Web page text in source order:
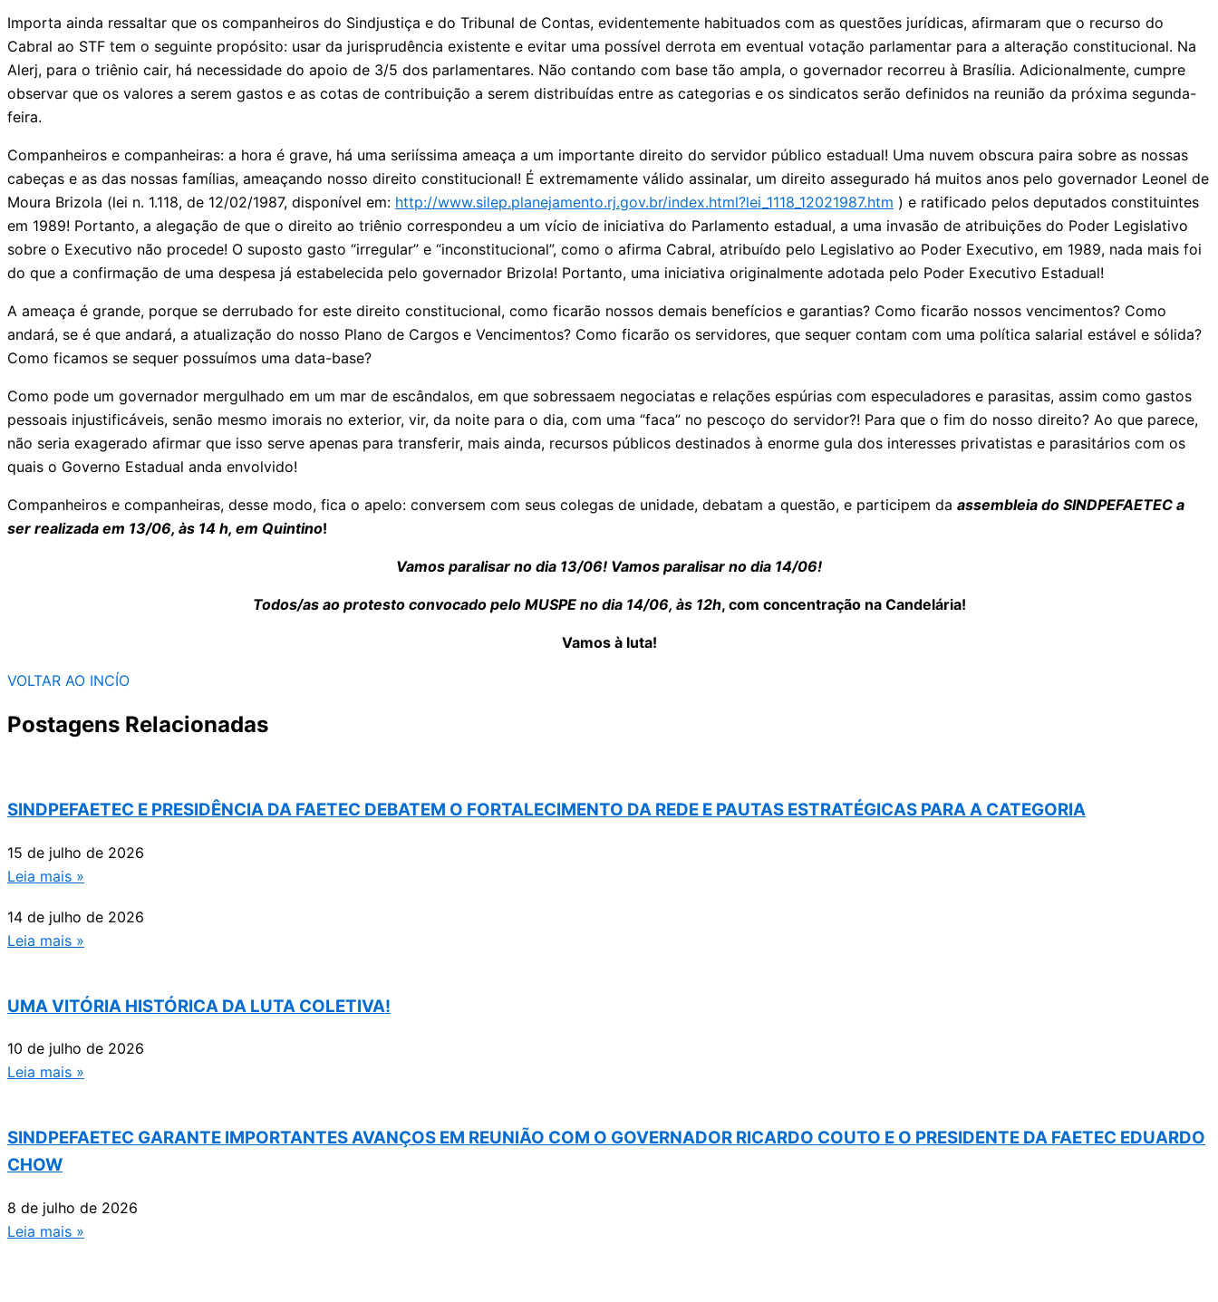
Importa ainda ressaltar que os companheiros do Sindjustiça e do Tribunal de Contas, evidentemente habituados com as questões jurídicas, afirmaram que o recurso do
Cabral ao STF tem o seguinte propósito: usar da jurisprudência existente e evitar uma possível derrota em eventual votação parlamentar para a alteração constitucional. Na
Alerj, para o triênio cair, há necessidade do apoio de 3/5 dos parlamentares. Não contando com base tão ampla, o governador recorreu à Brasília. Adicionalmente, cumpre
observar que os valores a serem gastos e as cotas de contribuição a serem distribuídas entre as categorias e os sindicatos serão definidos na reunião da próxima segunda-
feira.
Companheiros e companheiras: a hora é grave, há uma seriíssima ameaça a um importante direito do servidor público estadual! Uma nuvem obscura paira sobre as nossas
cabeças e as das nossas famílias, ameaçando nosso direito constitucional! É extremamente válido assinalar, um direito assegurado há muitos anos pelo governador Leonel de
Moura Brizola (lei n. 1.118, de 12/02/1987, disponível em: http://www.silep.planejamento.rj.gov.br/index.html?lei_1118_12021987.htm ) e ratificado pelos deputados constituintes
em 1989! Portanto, a alegação de que o direito ao triênio correspondeu a um vício de iniciativa do Parlamento estadual, a uma invasão de atribuições do Poder Legislativo
sobre o Executivo não procede! O suposto gasto “irregular” e “inconstitucional”, como o afirma Cabral, atribuído pelo Legislativo ao Poder Executivo, em 1989, nada mais foi
do que a confirmação de uma despesa já estabelecida pelo governador Brizola! Portanto, uma iniciativa originalmente adotada pelo Poder Executivo Estadual!
A ameaça é grande, porque se derrubado for este direito constitucional, como ficarão nossos demais benefícios e garantias? Como ficarão nossos vencimentos? Como
andará, se é que andará, a atualização do nosso Plano de Cargos e Vencimentos? Como ficarão os servidores, que sequer contam com uma política salarial estável e sólida?
Como ficamos se sequer possuímos uma data-base?
Como pode um governador mergulhado em um mar de escândalos, em que sobressaem negociatas e relações espúrias com especuladores e parasitas, assim como gastos
pessoais injustificáveis, senão mesmo imorais no exterior, vir, da noite para o dia, com uma “faca” no pescoço do servidor?! Para que o fim do nosso direito? Ao que parece,
não seria exagerado afirmar que isso serve apenas para transferir, mais ainda, recursos públicos destinados à enorme gula dos interesses privatistas e parasitários com os
quais o Governo Estadual anda envolvido!
Companheiros e companheiras, desse modo, fica o apelo: conversem com seus colegas de unidade, debatam a questão, e participem da assembleia do SINDPEFAETEC a
ser realizada em 13/06, às 14 h, em Quintino!
Vamos paralisar no dia 13/06! Vamos paralisar no dia 14/06!
Todos/as ao protesto convocado pelo MUSPE no dia 14/06, às 12h, com concentração na Candelária!
Vamos à luta!
VOLTAR AO INCÍO
Postagens Relacionadas
SINDPEFAETEC E PRESIDÊNCIA DA FAETEC DEBATEM O FORTALECIMENTO DA REDE E PAUTAS ESTRATÉGICAS PARA A CATEGORIA
15 de julho de 2026
Leia mais »
14 de julho de 2026
Leia mais »
UMA VITÓRIA HISTÓRICA DA LUTA COLETIVA!
10 de julho de 2026
Leia mais »
SINDPEFAETEC GARANTE IMPORTANTES AVANÇOS EM REUNIÃO COM O GOVERNADOR RICARDO COUTO E O PRESIDENTE DA FAETEC EDUARDO
CHOW
8 de julho de 2026
Leia mais »